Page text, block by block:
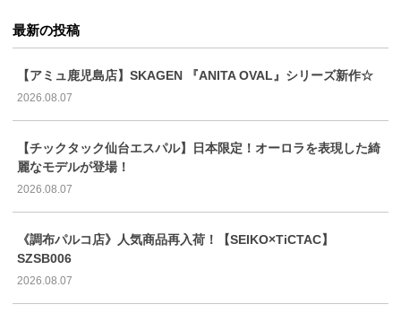
最新の投稿
【アミュ鹿児島店】SKAGEN 『ANITA OVAL』シリーズ新作☆
2026.08.07
【チックタック仙台エスパル】日本限定！オーロラを表現した綺
麗なモデルが登場！
2026.08.07
《調布パルコ店》人気商品再入荷！【SEIKO×TiCTAC】
SZSB006
2026.08.07